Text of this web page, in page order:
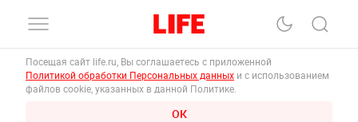
Посещая сайт life.ru, Вы соглашаетесь с приложенной
Политикой обработки Персональных данных и с использованием
файлов cookie, указанных в данной Политике.
ОК